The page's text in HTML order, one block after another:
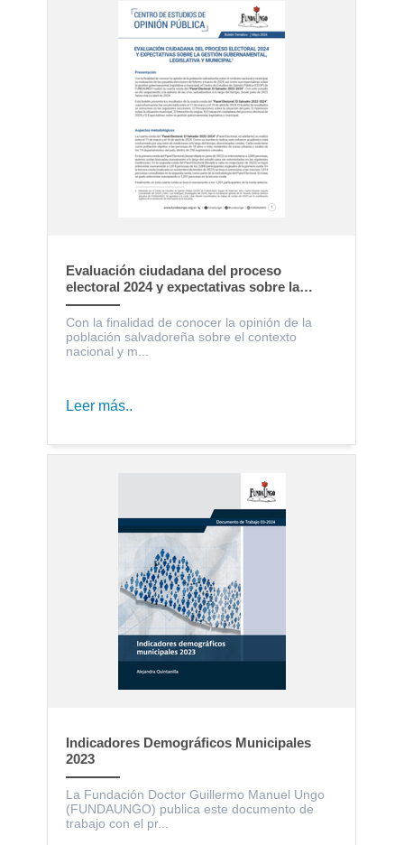
Evaluación ciudadana del proceso
electoral 2024 y expectativas sobre la
gestión gubernamental, legislativa y
municipal
Con la finalidad de conocer la opinión de la
población salvadoreña sobre el contexto
nacional y m...
Leer más..
Indicadores Demográficos Municipales
2023
La Fundación Doctor Guillermo Manuel Ungo
(FUNDAUNGO) publica este documento de
trabajo con el pr...